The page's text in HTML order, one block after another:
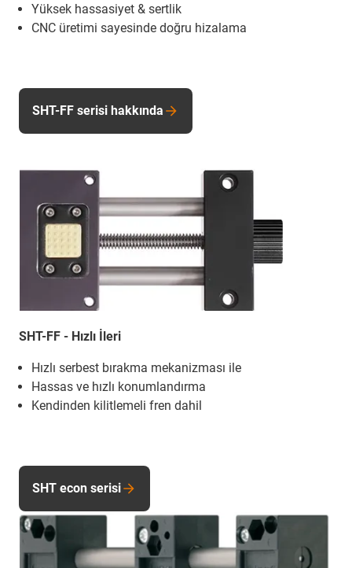
Yüksek hassasiyet & sertlik
CNC üretimi sayesinde doğru hizalama
SHT-FF - Hızlı İleri
Hızlı serbest bırakma mekanizması ile
Hassas ve hızlı konumlandırma
Kendinden kilitlemeli fren dahil
SHT-FF serisi hakkında
SHT econ serisi